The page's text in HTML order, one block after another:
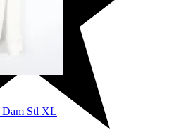
Dam Stl XL